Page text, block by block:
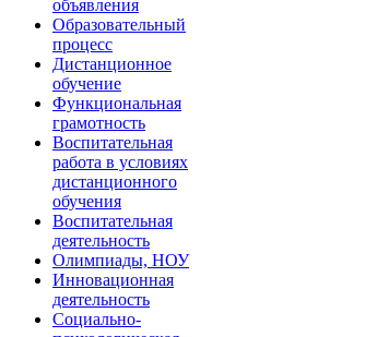
объявления
Образовательный
процесс
Дистанционное
обучение
Функциональная
грамотность
Воспитательная
работа в условиях
дистанционного
обучения
Воспитательная
деятельность
Олимпиады, НОУ
Инновационная
деятельность
Социально-